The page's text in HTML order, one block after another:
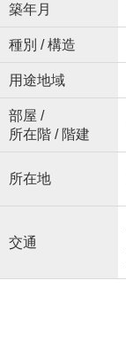
築年月
種別 / 構造
用途地域
部屋 /
所在階 / 階建
所在地
交通